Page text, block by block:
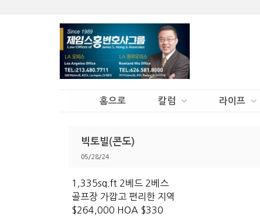
홈으로 칼럼 라이프
빅토빌(콘도)
05/28/24
1,335sq.ft 2베드 2베스
골프장 가깝고 편리한 지역
$264,000 HOA $330